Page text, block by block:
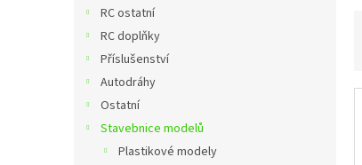
RC ostatní
RC doplňky
Příslušenství
Autodráhy
Ostatní
Stavebnice modelů
Plastikové modely